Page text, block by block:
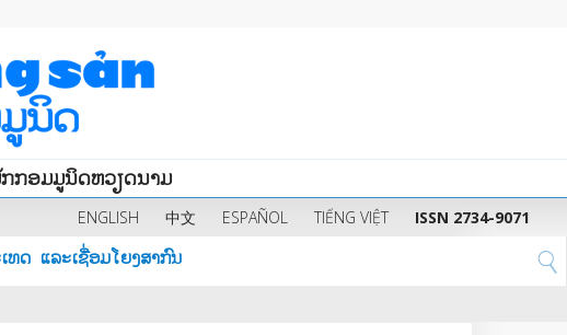
ກອມມູນິດຫວຽດນາມ
ENGLISH 中文 ESPAÑOL TIẾNG VIỆT ISSN 2734-9071
ທດ ແລະເຊື່ອມໂຍງສາກົນ